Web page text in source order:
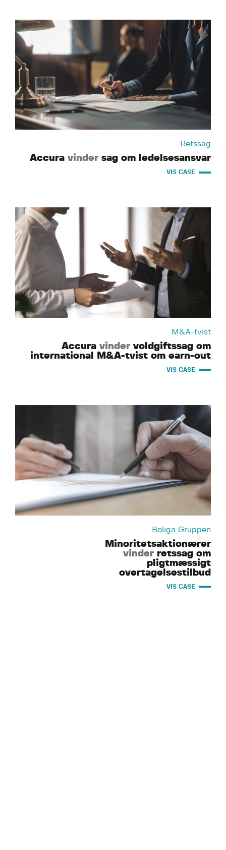
Retssag
Accura vindersag om ledelsesansvar
VIS CASE
M&A-tvist
Accura vindervoldgiftssag om
international M&A-tvist om earn-out
VIS CASE
Boliga Gruppen
Minoritetsaktionærer
vinder retssag om
pligtmæssigt
overtagelsestilbud
VIS CASE